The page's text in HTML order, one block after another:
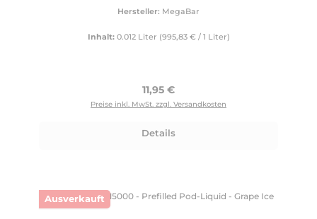
Hersteller: MegaBar
Inhalt: 0.012 Liter (995,83 € / 1 Liter)
Regulärer Preis:
11,95 €
Preise inkl. MwSt. zzgl. Versandkosten
Details
Ausverkauft